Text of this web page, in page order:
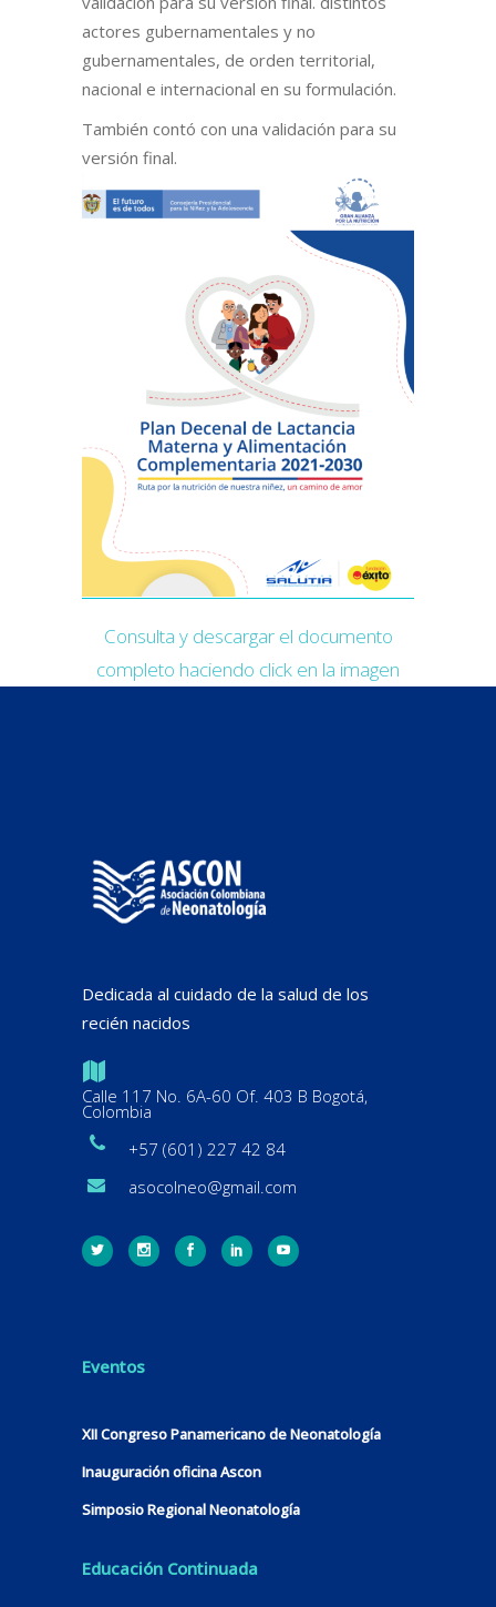
actores gubernamentales y no
gubernamentales, de orden territorial,
nacional e internacional en su formulación.
También contó con una validación para su
versión final.
Consulta y descargar el documento
completo haciendo click en la imagen
Dedicada al cuidado de la salud de los
recién nacidos
Calle 117 No. 6A-60 Of. 403 B Bogotá,
Colombia
+57 (601) 227 42 84
asocolneo@gmail.com
Eventos
XII Congreso Panamericano de Neonatología
Inauguración oficina Ascon
Simposio Regional Neonatología
Educación Continuada